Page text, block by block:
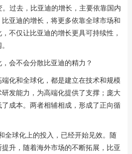
。过去，比亚迪的增长，主要依靠国内
亚迪的增长，将更多依靠全球市场和
不仅让比亚迪的增长更具可持续性，
会不会分散比亚迪的精力？
化和全球化，都是建立在技术和规模
发能力，为高端化提供了支撑；庞大
成本。两者相辅相成，形成了正向循
全球化上的投入，已经开始见效。随
升，随着海外市场的不断拓展，比亚